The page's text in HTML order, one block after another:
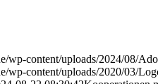
wp-content/uploads/2024/08/
wp-content/uploads/2020/03/